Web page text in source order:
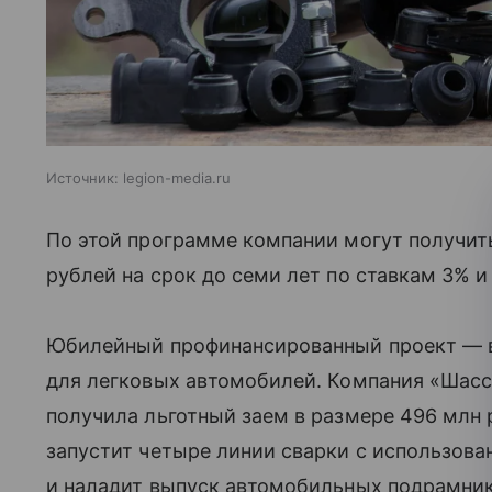
Источник: legion-media.ru
По этой программе компании могут
рублей на срок до семи лет по ставкам 3% и
Юбилейный профинансированный проект —
для легковых автомобилей. Компания
получила льготный заем в размере 496 млн
запустит четыре линии сварки с
и наладит выпуск автомобильных